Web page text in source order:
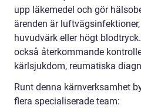
upp läkemedel och gör
ärenden är
huvudvärk eller högt
också återkommande
kärlsjukdom, reumatiska
Runt denna kärnverksamhet
flera specialiserade team: